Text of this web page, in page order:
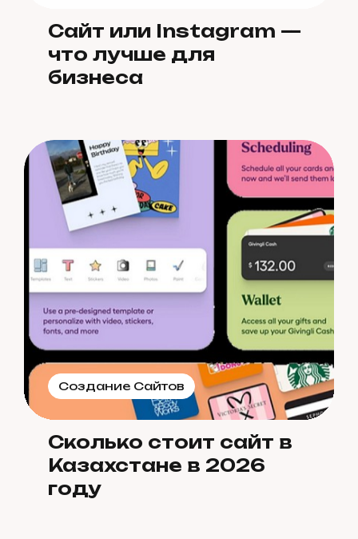
Сайт или Instagram —
что лучше для
бизнеса
Создание Сайтов
Сколько стоит сайт в
Казахстане в 2026
году